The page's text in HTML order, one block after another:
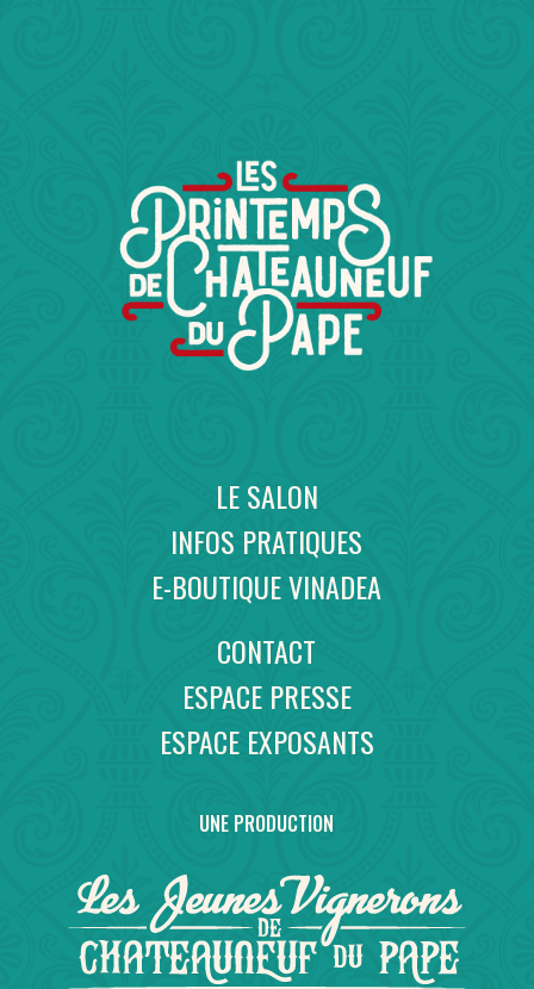
LE SALON
INFOS PRATIQUES
E-BOUTIQUE VINADEA
CONTACT
ESPACE PRESSE
ESPACE EXPOSANTS
UNE PRODUCTION